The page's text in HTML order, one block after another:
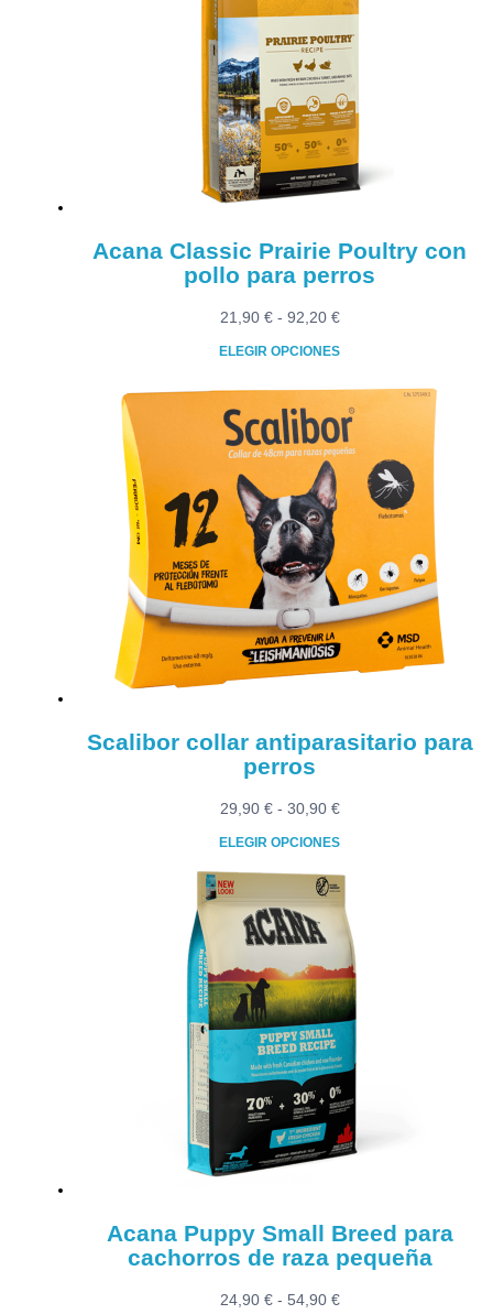
Las
opciones
se
pueden
elegir
en
la
página
Acana Classic Prairie Poultry con
pollo para perros
21,90 € - 92,20 €Rango
desde
21,90 €
hasta
92,20 €
ELEGIR OPCIONES
producto
tiene
múltiples
variantes.
Las
opciones
se
pueden
elegir
en
la
página
Scalibor collar antiparasitario para
perros
29,90 € - 30,90 €Rango
desde
29,90 €
hasta
30,90 €
ELEGIR OPCIONES
Este
producto
tiene
múltiples
variantes.
Las
opciones
se
pueden
elegir
en
la
página
Acana Puppy Small Breed para
cachorros de raza pequeña
24,90 € - 54,90 €Rango